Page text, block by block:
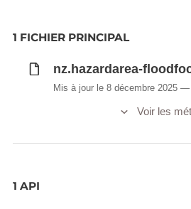
1 FICHIER PRINCIPAL
nz.hazardarea-
Mis à jour le 8 décembre 2025
Voir les
1 API